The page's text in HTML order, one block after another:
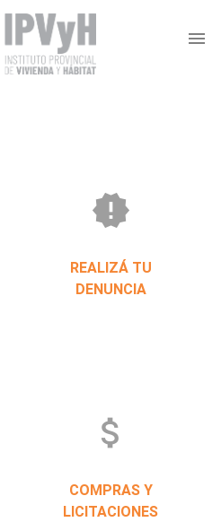
menu
new_releases
REALIZÁ TU
DENUNCIA
attach_money
COMPRAS Y
LICITACIONES